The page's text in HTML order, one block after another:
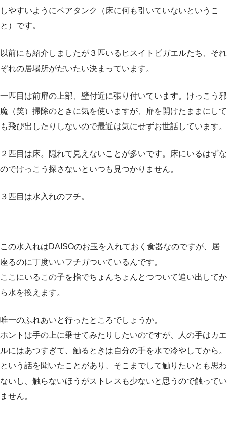
しやすいようにベアタンク（床に何も引いていないというこ
と）です。
以前にも紹介しましたが３匹いるヒスイトビガエルたち、それ
ぞれの居場所がだいたい決まっています。
一匹目は前扉の上部、壁付近に張り付いています。けっこう邪
魔（笑）掃除のときに気を使いますが、扉を開けたままにして
も飛び出したりしないので最近は気にせずお世話しています。
２匹目は床。隠れて見えないことが多いです。床にいるはずな
のでけっこう探さないといつも見つかりません。
３匹目は水入れのフチ。
この水入れはDAISOのお玉を入れておく食器なのですが、居
座るのに丁度いいフチガついているんです。
ここにいるこの子を指でちょんちょんとつついて追い出してか
ら水を換えます。
唯一のふれあいと行ったところでしょうか。
ホントは手の上に乗せてみたりしたいのですが、人の手はカエ
ルにはあつすぎて、触るときは自分の手を水で冷やしてから。
という話を聞いたことがあり、そこまでして触りたいとも思わ
ないし、触らないほうがストレスも少ないと思うので触ってい
ません。